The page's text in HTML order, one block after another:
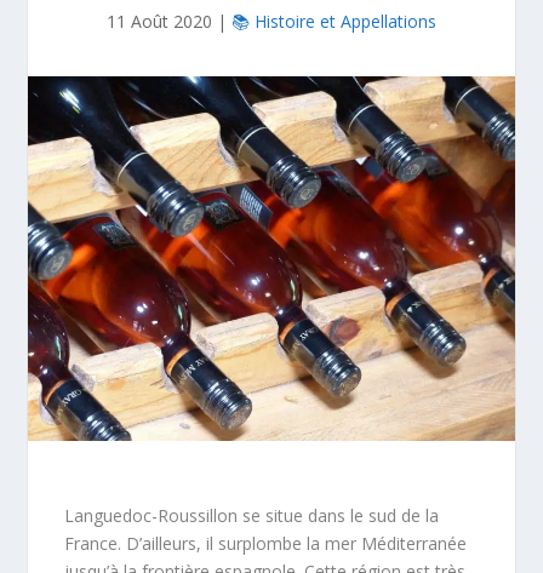
11 Août 2020 | 📚 Histoire et Appellations
Languedoc-Roussillon se situe dans le sud de la
France. D’ailleurs, il surplombe la mer Méditerranée